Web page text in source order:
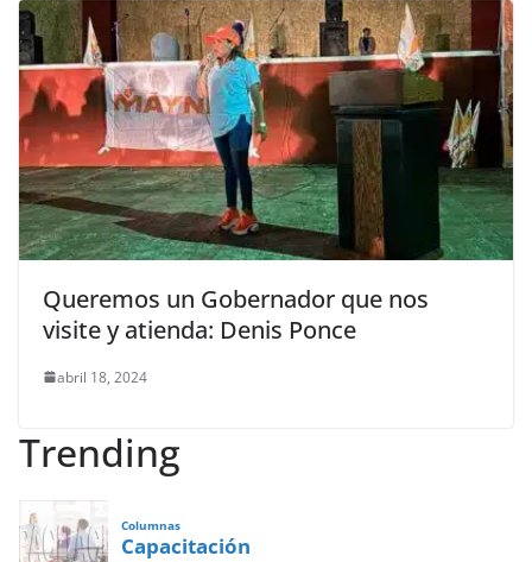
Queremos un Gobernador que nos
visite y atienda: Denis Ponce
abril 18, 2024
Trending